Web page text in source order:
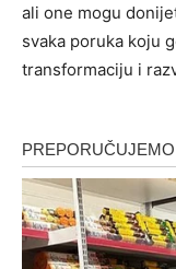
ali one mogu
svaka poruka koju
transformaciju i